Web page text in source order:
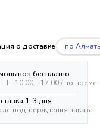
о доставке по
бесплатно
10:00 – 17:00 / по
1–3 дня
подтверждения заказа